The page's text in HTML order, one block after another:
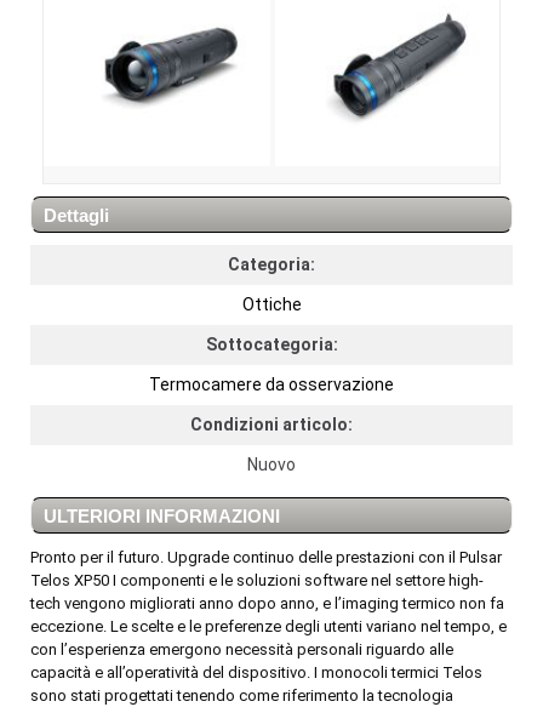
Dettagli
Categoria:
Ottiche
Sottocategoria:
Termocamere da osservazione
Condizioni articolo:
Nuovo
ULTERIORI INFORMAZIONI
Pronto per il futuro. Upgrade continuo delle prestazioni con il Pulsar
Telos XP50 I componenti e le soluzioni software nel settore high-
tech vengono migliorati anno dopo anno, e l’imaging termico non fa
eccezione. Le scelte e le preferenze degli utenti variano nel tempo, e
con l’esperienza emergono necessità personali riguardo alle
capacità e all’operatività del dispositivo. I monocoli termici Telos
sono stati progettati tenendo come riferimento la tecnologia